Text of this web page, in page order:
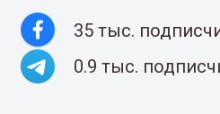
35 тыс.
0.9 тыс.